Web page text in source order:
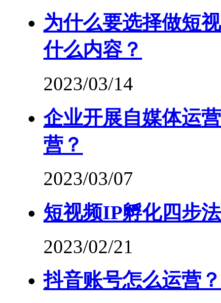
为什么要选择做短
什么内容？
2023/03/14
企业开展自媒体运
营？
2023/03/07
短视频IP孵化四步
2023/02/21
抖音账号怎么运营